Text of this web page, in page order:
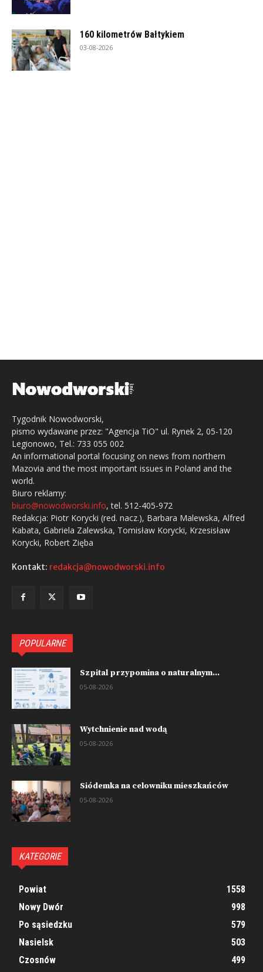
160 kilometrów Bałtykiem
03-08-2026
Tygodnik Nowodworski,
pismo wydawane przez: "Agencja TiO" ul. Rynek 2, 05-120
Legionowo, Tel.: 733 055 002
An informational portal focusing on news from northern
Mazovia and the most important issues in Poland and the
world.
Biuro reklamy:
biuro@nowodworski.info, tel. 512-405-972
Redakcja: Piotr Korycki (red. nacz.), Barbara Malewska, Alfred
Kabata, Gabriela Zalewska, Tomisław Korycki, Krzesisław
Korycki, Robert Zięba
Kontakt: redakcja@nowodworski.info
POPULARNE
Szpital przypomina o naturalnym...
05-08-2026
Wytchnienie nad wodą
05-08-2026
Siódemka na celowniku mieszkańców
05-08-2026
KATEGORIE
Powiat
1558
Nowy Dwór
998
Po sąsiedzku
579
Nasielsk
503
Czosnów
499